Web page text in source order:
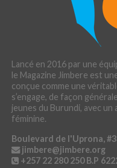
Lancé en 2016 par une
le Magazine Jimbere est
conçue comme une
s’engage, de façon
jeunes du Burundi, avec
féminine.
Boulevard de l'Uprona,
jimbere@jimbere.org
+257 22 280 250 B.P